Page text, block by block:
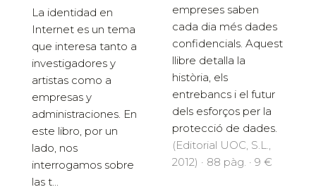
La identidad en
Internet es un tema
que interesa tanto a
investigadores y
artistas como a
empresas y
administraciones. En
este libro, por un
lado, nos
interrogamos sobre
las t...
empreses saben
cada dia més dades
confidencials. Aquest
llibre detalla la
història, els
entrebancs i el futur
dels esforços per la
protecció de dades.
(Editorial UOC, S.L.,
2012) · 88 pàg. · 9 €